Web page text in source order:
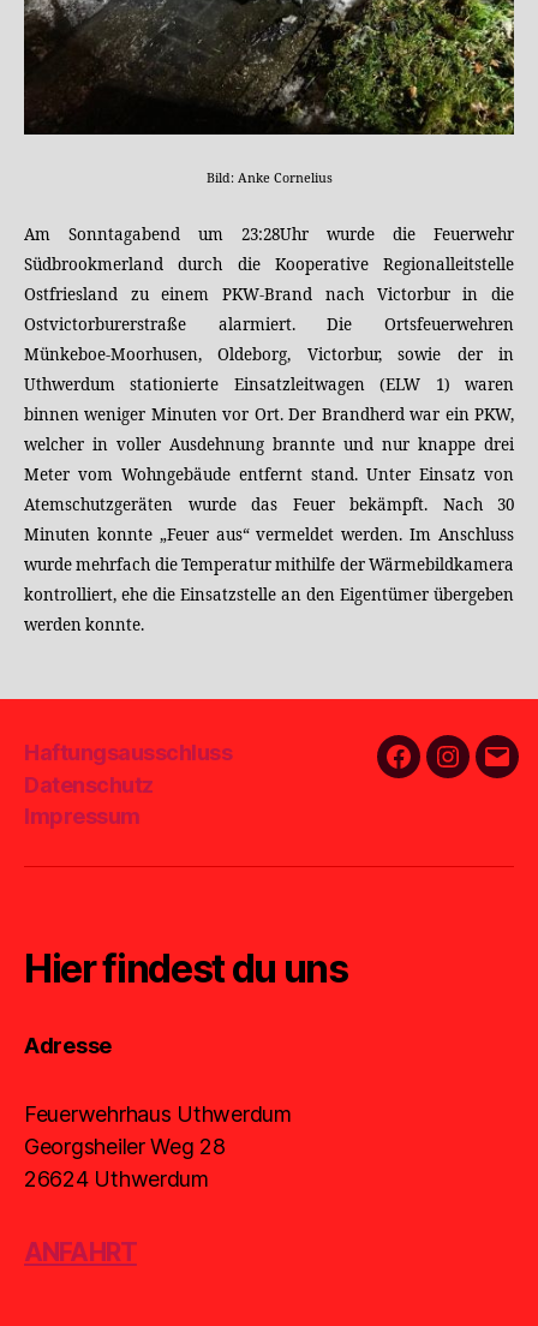
Bild: Anke Cornelius
Am Sonntagabend um 23:28Uhr wurde die Feuerwehr
Südbrookmerland durch die Kooperative Regionalleitstelle
Ostfriesland zu einem PKW-Brand nach Victorbur in die
Ostvictorburerstraße alarmiert. Die Ortsfeuerwehren
Münkeboe-Moorhusen, Oldeborg, Victorbur, sowie der in
Uthwerdum stationierte Einsatzleitwagen (ELW 1) waren
binnen weniger Minuten vor Ort. Der Brandherd war ein PKW,
welcher in voller Ausdehnung brannte und nur knappe drei
Meter vom Wohngebäude entfernt stand. Unter Einsatz von
Atemschutzgeräten wurde das Feuer bekämpft. Nach 30
Minuten konnte „Feuer aus“ vermeldet werden. Im Anschluss
wurde mehrfach die Temperatur mithilfe der Wärmebildkamera
kontrolliert, ehe die Einsatzstelle an den Eigentümer übergeben
werden konnte.
Haftungsausschluss
Datenschutz
Impressum
FacebookE-
Hier findest du uns
Adresse
Feuerwehrhaus Uthwerdum
Georgsheiler Weg 28
26624 Uthwerdum
ANFAHRT